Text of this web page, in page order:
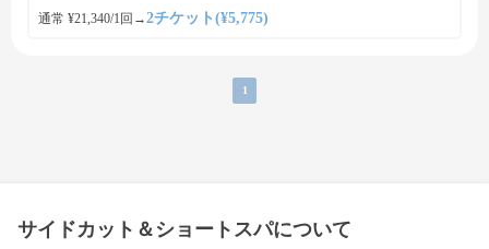
通常 ¥21,340/1回 →2チケット(¥5,775)
1
サイドカット＆ショートスパについて